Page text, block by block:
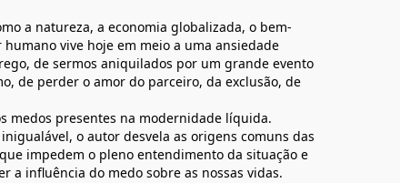
a natureza, a economia globalizada, o bem-
vive hoje em meio a uma ansiedade
de sermos aniquilados por um grande evento
de perder o amor do parceiro, da exclusão, de
medos presentes na modernidade líquida.
o autor desvela as origens comuns das
impedem o pleno entendimento da situação e
a influência do medo sobre as nossas vidas.